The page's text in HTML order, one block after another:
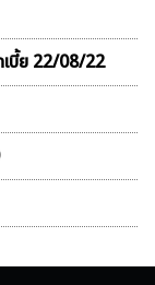
บี้ย 22/08/22